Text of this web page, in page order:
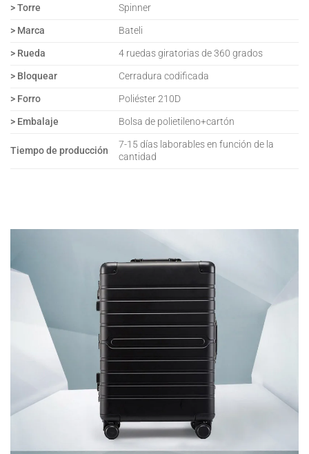
>Torre
Spinner
> Marca
Bateli
> Rueda
4 ruedas giratorias de 360 grados
> Bloquear
Cerradura codificada
> Forro
Poliéster 210D
> Embalaje Bolsa de polietileno+cartón
Tiempo de producción
7-15 días laborables en función de la
cantidad